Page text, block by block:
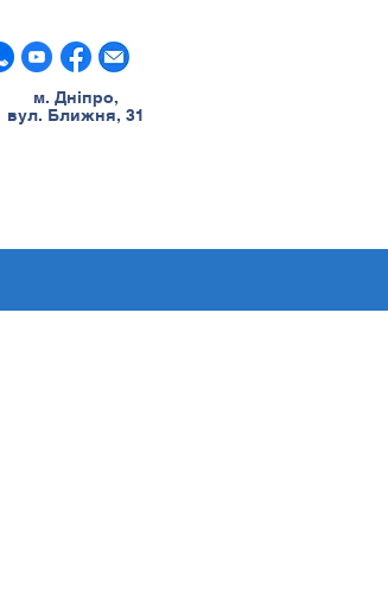
м. Дніпро,
вул. Ближня, 31